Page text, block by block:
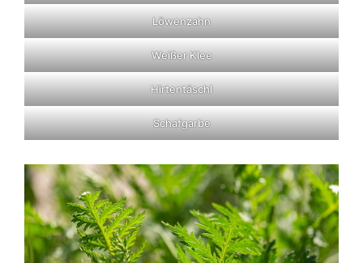
Löwenzahn
Weißer Klee
Hirtentäschl
Schafgarbe